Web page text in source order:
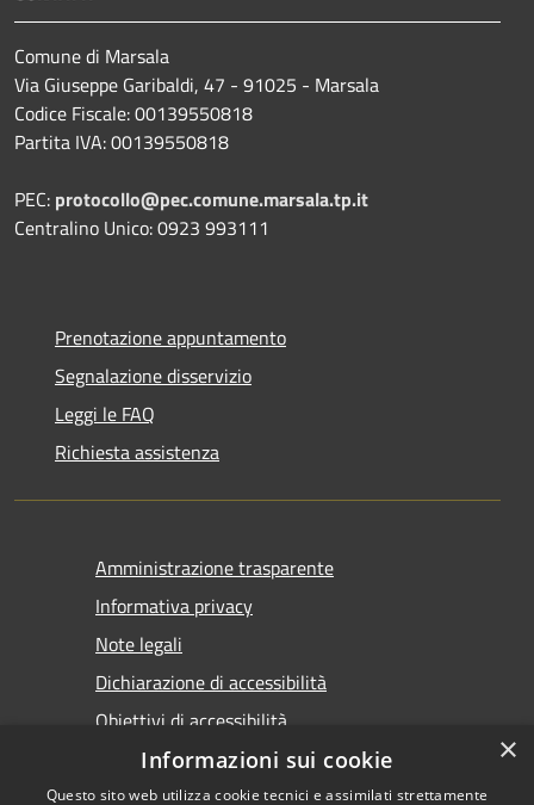
Comune di Marsala
Via Giuseppe Garibaldi, 47 - 91025 - Marsala
Codice Fiscale: 00139550818
Partita IVA: 00139550818
PEC: protocollo@pec.comune.marsala.tp.it
Centralino Unico: 0923 993111
Prenotazione appuntamento
Segnalazione disservizio
Leggi le FAQ
Richiesta assistenza
Amministrazione trasparente
Informativa privacy
Note legali
Dichiarazione di accessibilità
Obiettivi di accessibilità
×
Informazioni sui cookie
Questo sito web utilizza cookie tecnici e assimilati strettamente